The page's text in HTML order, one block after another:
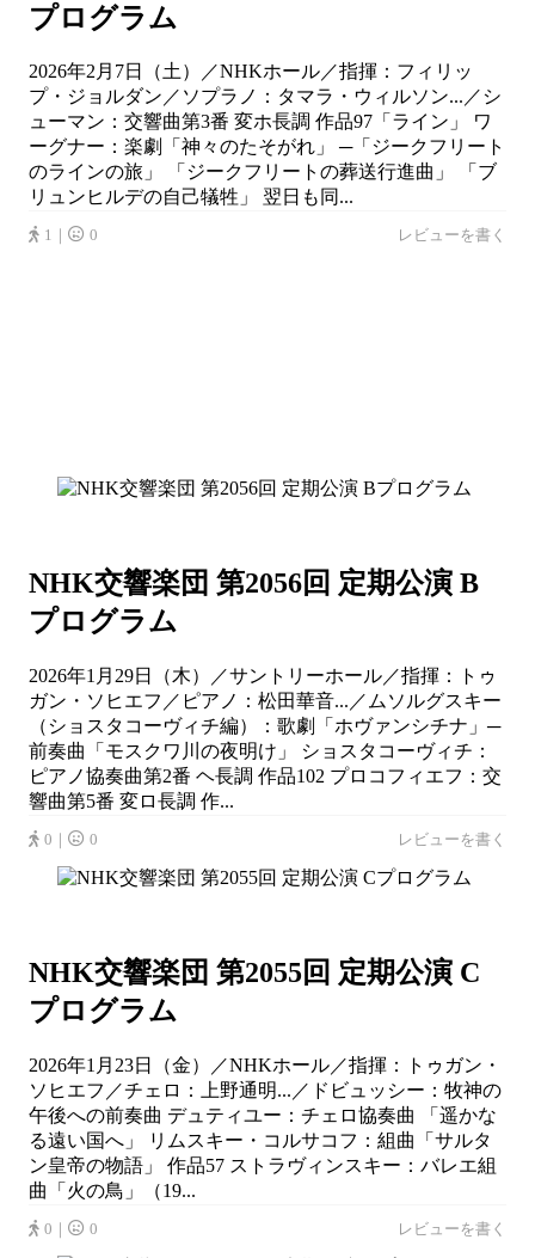
プログラム
2026年2月7日（土）／NHKホール／指揮：フィリッ
プ・ジョルダン／ソプラノ：タマラ・ウィルソン...／シ
ューマン：交響曲第3番 変ホ長調 作品97「ライン」 ワ
ーグナー：楽劇「神々のたそがれ」 ─「ジークフリート
のラインの旅」 「ジークフリートの葬送行進曲」 「ブ
リュンヒルデの自己犠牲」 翌日も同...
1｜ 0 レビューを書く
NHK交響楽団 第2056回 定期公演 B
プログラム
2026年1月29日（木）／サントリーホール／指揮：トゥ
ガン・ソヒエフ／ピアノ：松田華音...／ムソルグスキー
（ショスタコーヴィチ編）：歌劇「ホヴァンシチナ」─
前奏曲「モスクワ川の夜明け」 ショスタコーヴィチ：
ピアノ協奏曲第2番 ヘ長調 作品102 プロコフィエフ：交
響曲第5番 変ロ長調 作...
0｜ 0 レビューを書く
NHK交響楽団 第2055回 定期公演 C
プログラム
2026年1月23日（金）／NHKホール／指揮：トゥガン・
ソヒエフ／チェロ：上野通明...／ドビュッシー：牧神の
午後への前奏曲 デュティユー：チェロ協奏曲 「遥かな
る遠い国へ」 リムスキー・コルサコフ：組曲「サルタ
ン皇帝の物語」 作品57 ストラヴィンスキー：バレエ組
曲「火の鳥」（19...
0｜ 0 レビューを書く